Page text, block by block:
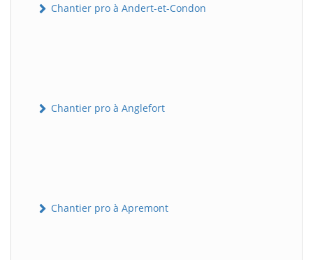
Chantier pro à Andert-et-Condon
Chantier pro à Anglefort
Chantier pro à Apremont